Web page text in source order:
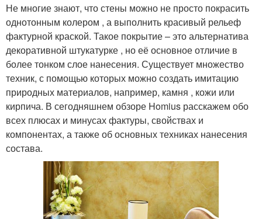
Не многие знают, что стены можно не просто покрасить
однотонным колером , а выполнить красивый рельеф
фактурной краской. Такое покрытие – это альтернатива
декоративной штукатурке , но её основное отличие в
более тонком слое нанесения. Существует множество
техник, с помощью которых можно создать имитацию
природных материалов, например, камня , кожи или
кирпича. В сегодняшнем обзоре Homius расскажем обо
всех плюсах и минусах фактуры, свойствах и
компонентах, а также об основных техниках нанесения
состава.